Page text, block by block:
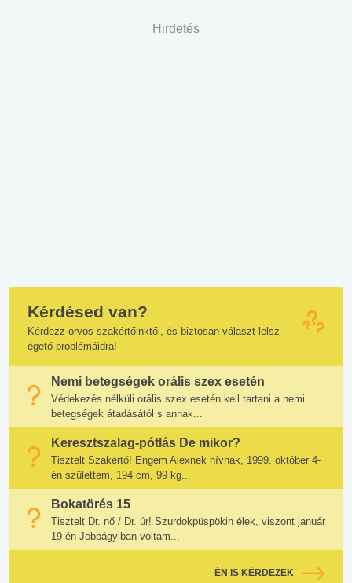
Hirdetés
Kérdésed van?
Kérdezz orvos szakértőinktől, és biztosan választ lelsz
égető problémáidra!
Nemi betegségek orális szex esetén
Védekezés nélküli orális szex esetén kell tartani a nemi
betegségek átadásától s annak...
Keresztszalag-pótlás De mikor?
Tisztelt Szakértő! Engem Alexnek hívnak, 1999. október 4-
én születtem, 194 cm, 99 kg...
Bokatörés 15
Tisztelt Dr. nő / Dr. úr! Szurdokpüspökin élek, viszont január
19-én Jobbágyiban voltam...
ÉN IS KÉRDEZEK